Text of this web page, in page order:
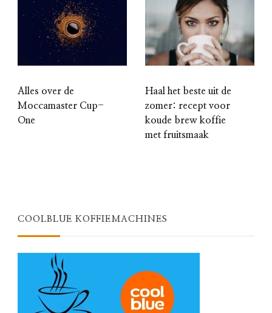
Alles over de
Moccamaster Cup-
One
Haal het beste uit de
zomer: recept voor
koude brew koffie
met fruitsmaak
COOLBLUE KOFFIEMACHINES